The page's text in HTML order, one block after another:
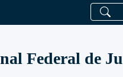
Federal de